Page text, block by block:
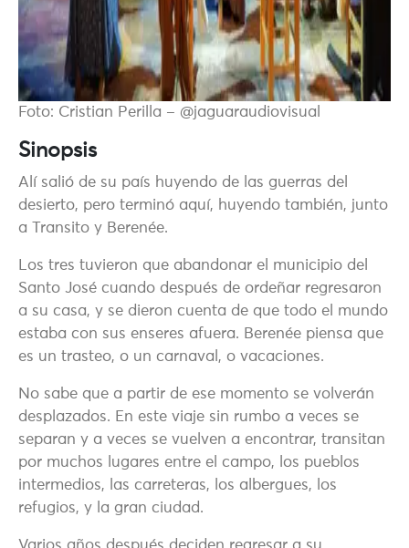
Foto: Cristian Perilla – @jaguaraudiovisual
Sinopsis
Alí salió de su país huyendo de las guerras del
desierto, pero terminó aquí, huyendo también, junto
a Transito y Berenée.
Los tres tuvieron que abandonar el municipio del
Santo José cuando después de ordeñar regresaron
a su casa, y se dieron cuenta de que todo el mundo
estaba con sus enseres afuera. Berenée piensa que
es un trasteo, o un carnaval, o vacaciones.
No sabe que a partir de ese momento se volverán
desplazados. En este viaje sin rumbo a veces se
separan y a veces se vuelven a encontrar, transitan
por muchos lugares entre el campo, los pueblos
intermedios, las carreteras, los albergues, los
refugios, y la gran ciudad.